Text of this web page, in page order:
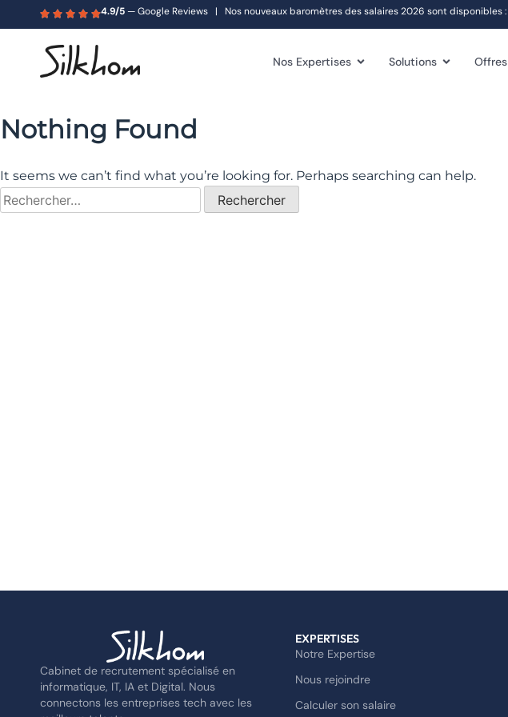
4.9/5— Google Reviews | Nos nouveaux baromètres des salaires 2026 sont disponibles :
Nos Expertises Solutions Offres
Nothing Found
It seems we can’t find what you’re looking for. Perhaps searching can help.
Cabinet de recrutement spécialisé en
informatique, IT, IA et Digital. Nous
connectons les entreprises tech avec les
EXPERTISES
Notre Expertise
Nous rejoindre
Calculer son salaire